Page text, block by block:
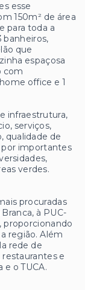
esse
150m² de área
para toda a
banheiros,
que
espaçosa
com
office e 1
infraestrutura,
serviços,
qualidade de
por importantes
verdes.
procuradas
à PUC-
proporcionando
região. Além
rede de
restaurantes e
e o TUCA.